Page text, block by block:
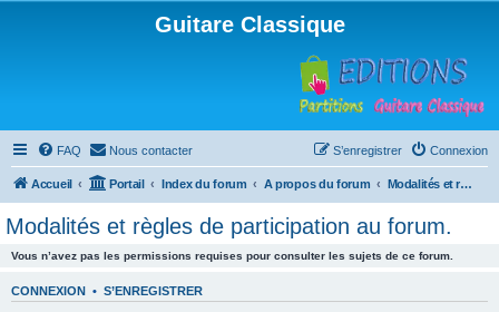
Guitare Classique
FAQ Nous contacter Connexion
S’enregistrer
Accueil Portail Index du forum A propos du forum Modalités et règles de participation au forum.
Modalités et règles de participation au forum.
Vous n’avez pas les permissions requises pour consulter les sujets de ce forum.
CONNEXION • S’ENREGISTRER